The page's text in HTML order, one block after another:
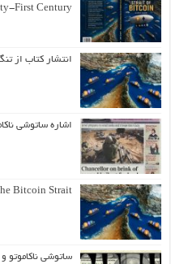
First Century
انتشار کتاب از
اشاره ساتوشی
Bitcoin Strait
ساتوشی ناکاموتو